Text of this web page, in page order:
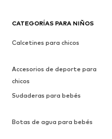
CATEGORÍAS PARA NIÑOS
Calcetines para chicos
Accesorios de deporte para
chicos
Sudaderas para bebés
Botas de agua para bebés